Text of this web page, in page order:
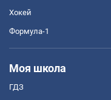
Хокей
Формула-1
Моя школа
ГДЗ